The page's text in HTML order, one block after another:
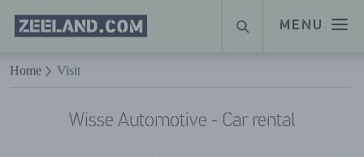
Naar hoofdinhoud
MENU
Homepage
Zeeland.com
ZOEKEN
Home Visit
Wisse Automotive - Car rental